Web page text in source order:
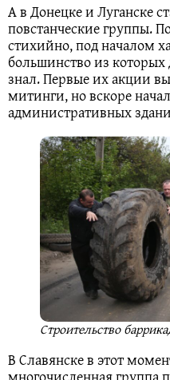
А в Донецке и Луганске
повстанческие группы.
стихийно, под началом
большинство из
знал. Первые их акции
митинги, но вскоре
административных
Строительство
В Славянске в этот